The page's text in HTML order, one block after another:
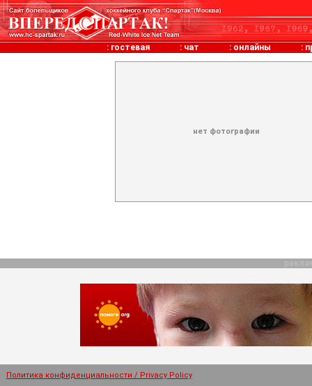
: гостевая : чат : онлайны :
нет фотографии
Политика конфиденциальности / Privacy Policy